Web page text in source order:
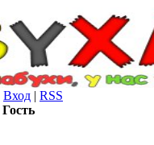
Вход | RSS
Гость